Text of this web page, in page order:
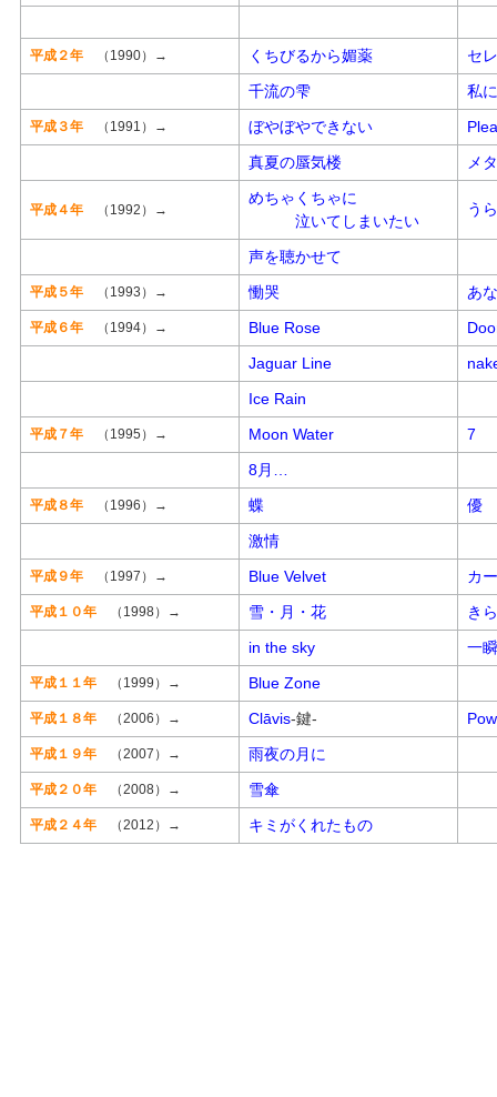
平成２年 （1990）→ くちびるから媚薬
セ
千流の雫
私
平成３年 （1991）→ ぼやぼやできない
真夏の蜃気楼
メ
平成４年 （1992）→
めちゃくちゃに
泣いてしまいたい
う
声を聴かせて
平成５年 （1993）→ 慟哭 あ
平成６年 （1994）→ Blue Rose
Jaguar Line
Ice Rain
平成７年 （1995）→ Moon Water
7
8月…
平成８年 （1996）→ 蝶
優
激情
平成９年 （1997）→ Blue Velvet カ
平成１０年 （1998）→ 雪・月・花
き
in the sky
一瞬
平成１１年 （1999）→ Blue Zone
平成１８年 （2006）→ Clāvis-鍵-
平成１９年 （2007）→ 雨夜の月に
平成２０年 （2008）→ 雪傘
平成２４年 （2012）→ キミがくれたもの